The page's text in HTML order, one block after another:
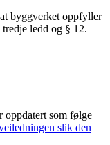
byggverket oppfyller
ledd og § 12.
oppdatert som følge
slik den